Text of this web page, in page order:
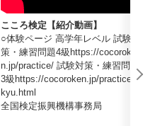
こころ検定【紹介動画】
○体験ページ 高学年レベル 試験対
策・練習問題4級https://cocoroke
n.jp/practice/ 試験対策・練習問題
3級https://cocoroken.jp/practice/3
kyu.html
全国検定振興機構事務局